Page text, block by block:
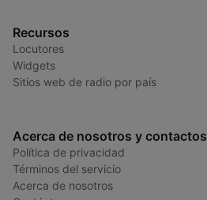
Recursos
Locutores
Widgets
Sitios web de radio por país
Acerca de nosotros y contactos
Política de privacidad
Términos del servicio
Acerca de nosotros